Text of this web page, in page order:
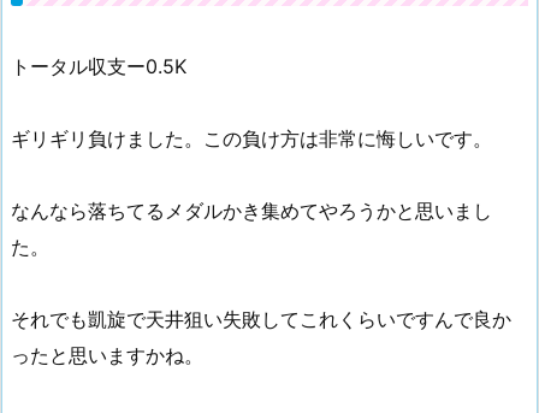
トータル収支ー0.5K
ギリギリ負けました。この負け方は非常に悔しいです。
なんなら落ちてるメダルかき集めてやろうかと思いまし
た。
それでも凱旋で天井狙い失敗してこれくらいですんで良か
ったと思いますかね。